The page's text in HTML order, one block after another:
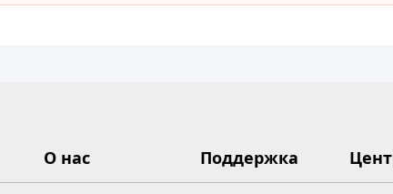
О нас Поддержка